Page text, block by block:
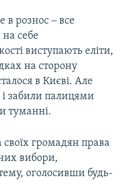
в рознос ‒ все
на себе
виступають еліти,
на сторону
в Києві. Але
забили палицями
туманні.
громадян права
вибори,
оголосивши будь-